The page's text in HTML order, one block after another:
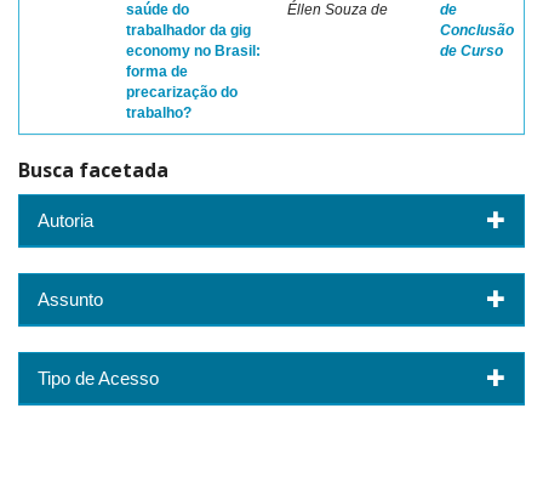
saúde do
trabalhador da gig
economy no Brasil:
forma de
precarização do
trabalho?
Éllen Souza de
de
Conclusão
de Curso
Busca facetada
Autoria
Assunto
Tipo de Acesso